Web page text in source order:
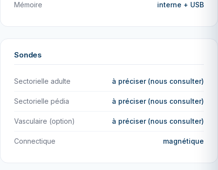
Mémoire interne + USB
Sondes
Sectorielle adulte à préciser (nous consulter)
Sectorielle pédia à préciser (nous consulter)
Vasculaire (option) à préciser (nous consulter)
Connectique magnétique